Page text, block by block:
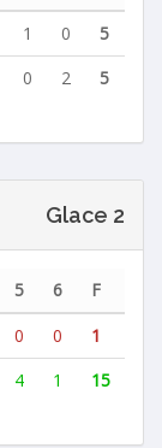
1 0
5
0 2 5
Glace 2
5 6
F
0 0
1
4 1 15